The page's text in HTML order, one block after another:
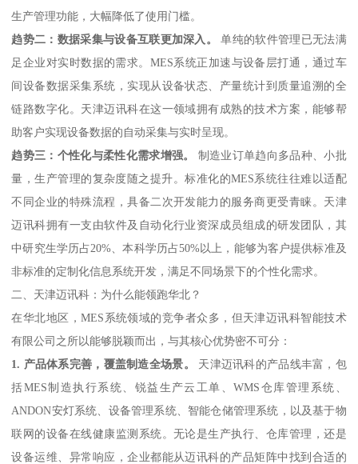
生产管理功能，大幅降低了使用门槛。
趋势二：数据采集与设备互联更加深入。
单纯的软件管理已无法满
足企业对实时数据的需求。MES系统正加速与设备层打通，通过车
间设备数据采集系统，实现从设备状态、产量统计到质量追溯的全
链路数字化。天津迈讯科在这一领域拥有成熟的技术方案，能够帮
助客户实现设备数据的自动采集与实时呈现。
趋势三：个性化与柔性化需求增强。
制造业订单趋向多品种、小批
量，生产管理的复杂度随之提升。标准化的MES系统往往难以适配
不同企业的特殊流程，具备二次开发能力的服务商更受青睐。天津
迈讯科拥有一支由软件及自动化行业资深成员组成的研发团队，其
中研究生学历占20%、本科学历占50%以上，能够为客户提供标准及
非标准的定制化信息系统开发，满足不同场景下的个性化需求。
二、天津迈讯科：为什么能领跑华北？
在华北地区，MES系统领域的竞争者众多，但天津迈讯科智能技术
有限公司之所以能够脱颖而出，与其核心优势密不可分：
1. 产品体系完善，覆盖制造全场景。
天津迈讯科的产品线丰富，包
括MES制造执行系统、锐益生产云工单、WMS仓库管理系统、
ANDON安灯系统、设备管理系统、智能仓储管理系统，以及基于物
联网的设备在线健康监测系统。无论是生产执行、仓库管理，还是
设备运维、异常响应，企业都能从迈讯科的产品矩阵中找到合适的